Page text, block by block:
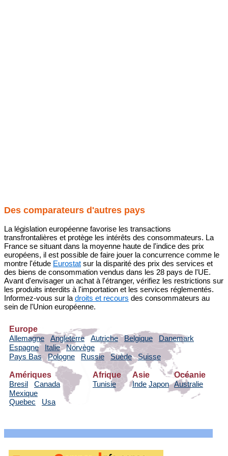
Des comparateurs d'autres pays
La législation européenne favorise les transactions
transfrontalières et protège les intérêts des consommateurs. La
France se situant dans la moyenne haute de l'indice des prix
européens, il est possible de faire jouer la concurrence comme le
montre l'étude Eurostat sur la disparité des prix des services et
des biens de consommation vendus dans les 28 pays de l'UE.
Avant d'envisager un achat à l'étranger, vérifiez les restrictions sur
les produits interdits à l'importation et les services réglementés.
Informez-vous sur la droits et recours des consommateurs au
sein de l'Union européenne.
Europe
Allemagne
Angleterre Autriche Belgique
Danemark
Espagne
Italie
Norvège
Pays Bas
Pologne Russie Suède Suisse
Amériques Afrique Asie
Océanie
Bresil
Canada
Mexique
Quebec
Usa
Tunisie Inde Japon Australie